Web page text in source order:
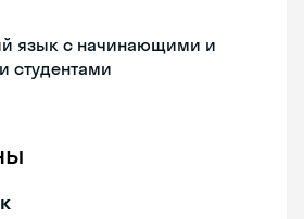
язык с начинающими и
студентами